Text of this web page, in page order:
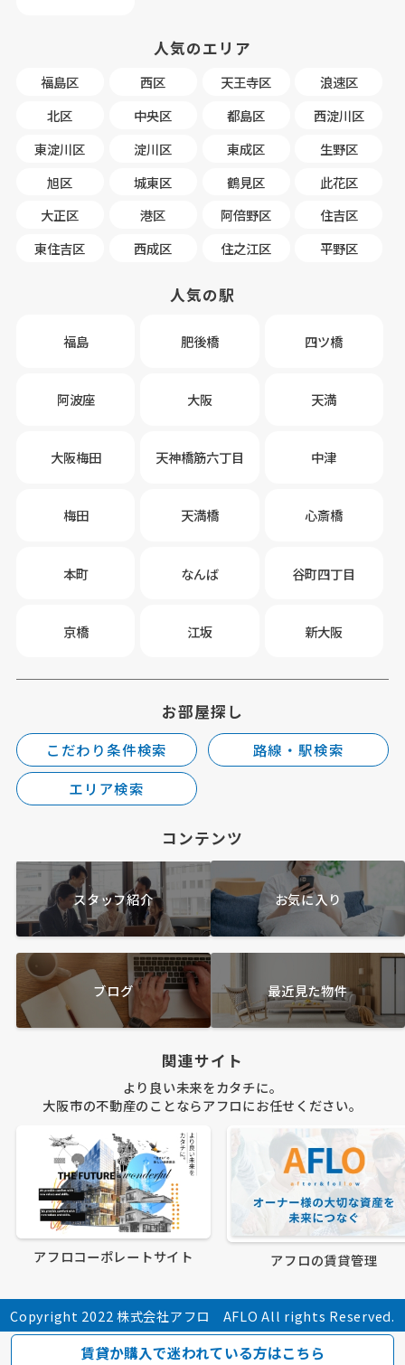
人気のエリア
福島区 西区 天王寺区
浪速区
北区
中央区 都島区
西淀川区
東淀川区
淀川区 東成区
生野区
旭区
城東区 鶴見区
此花区
大正区
港区 阿倍野区
住吉区
東住吉区
西成区 住之江区 平野区
人気の駅
福島 肥後橋 四ツ橋
阿波座 大阪 天満
大阪梅田 天神橋筋六丁目 中津
梅田 天満橋 心斎橋
本町 なんば 谷町四丁目
京橋 江坂 新大阪
お部屋探し
こだわり条件検索
路線・駅検索
エリア検索
コンテンツ
スタッフ紹介 お気に入り
ブログ 最近見た物件
関連サイト
より良い未来をカタチに。
大阪市の不動産のことならアフロにお任せください。
アフロコーポレートサイト アフロの賃貸管理
Copyright 2022 株式会社アフロ AFLO All rights Reserved.
賃貸か購入で迷われている方はこちら